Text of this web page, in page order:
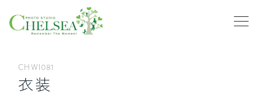
衣装
CHWI081